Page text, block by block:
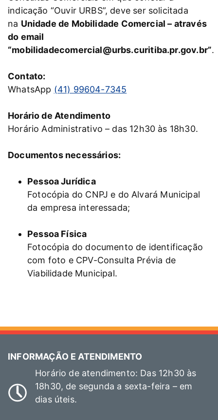
indicação “Ouvir URBS”, deve ser solicitada
na Unidade de Mobilidade Comercial – através
do email
“mobilidadecomercial@urbs.curitiba.pr.gov.br”.
Contato:
WhatsApp (41) 99604-7345
Horário de Atendimento
Horário Administrativo – das 12h30 às 18h30.
Documentos necessários:
Pessoa Jurídica
Fotocópia do CNPJ e do Alvará Municipal
da empresa interessada;
Pessoa Física
Fotocópia do documento de identificação
com foto e CPV-Consulta Prévia de
Viabilidade Municipal.
INFORMAÇÃO E ATENDIMENTO
Horário de atendimento: Das 12h30 às
18h30, de segunda a sexta-feira – em
dias úteis.